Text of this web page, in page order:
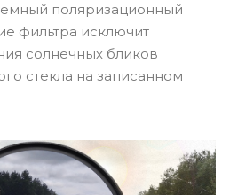
поляризационный
фильтра исключит
солнечных бликов
стекла на записанном